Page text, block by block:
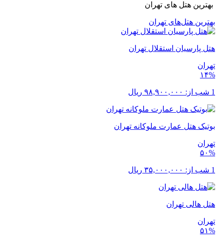
بهترین هتل های تهران
بهترین هتل‌های تهران
هتل پارسیان استقلال تهران
تهران
۱۴%
1 شب از: ۹۸,۹۰۰,۰۰۰ ریال
بوتیک هتل عمارت ملوکانه تهران
تهران
۵۰%
1 شب از: ۳۵,۰۰۰,۰۰۰ ریال
هتل هالی تهران
تهران
۵۱%